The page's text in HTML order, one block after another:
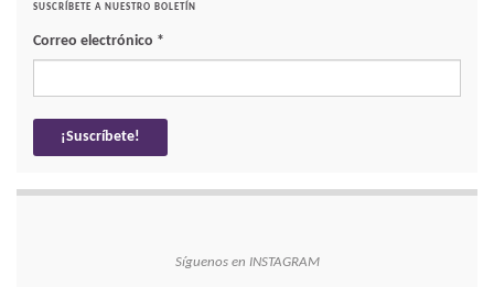
SUSCRÍBETE A NUESTRO BOLETÍN
Correo electrónico *
Síguenos en INSTAGRAM